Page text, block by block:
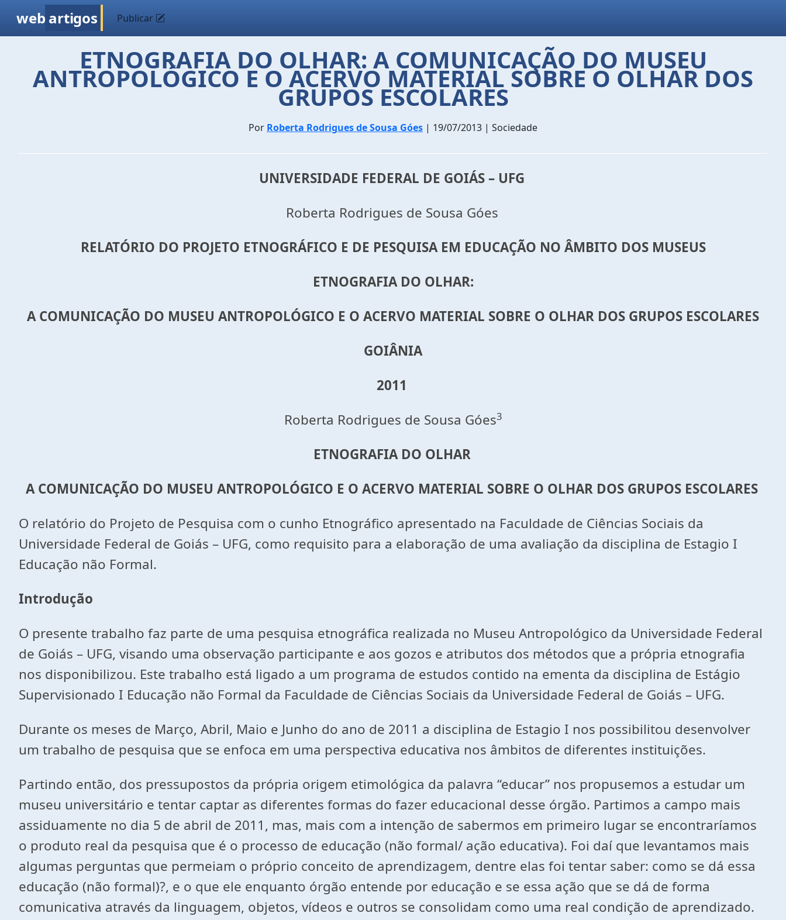
web artigos Publicar
ETNOGRAFIA DO OLHAR: A COMUNICAÇÃO DO MUSEU
ANTROPOLÓGICO E O ACERVO MATERIAL SOBRE O OLHAR DOS
GRUPOS ESCOLARES
Por Roberta Rodrigues de Sousa Góes | 19/07/2013 | Sociedade
UNIVERSIDADE FEDERAL DE GOIÁS – UFG
Roberta Rodrigues de Sousa Góes
RELATÓRIO DO PROJETO ETNOGRÁFICO E DE PESQUISA EM EDUCAÇÃO NO ÂMBITO DOS MUSEUS
ETNOGRAFIA DO OLHAR:
A COMUNICAÇÃO DO MUSEU ANTROPOLÓGICO E O ACERVO MATERIAL SOBRE O OLHAR DOS GRUPOS ESCOLARES
GOIÂNIA
2011
Roberta Rodrigues de Sousa Góes3
ETNOGRAFIA DO OLHAR
A COMUNICAÇÃO DO MUSEU ANTROPOLÓGICO E O ACERVO MATERIAL SOBRE O OLHAR DOS GRUPOS ESCOLARES
O relatório do Projeto de Pesquisa com o cunho Etnográfico apresentado na Faculdade de Ciências Sociais da
Universidade Federal de Goiás – UFG, como requisito para a elaboração de uma avaliação da disciplina de Estagio I
Educação não Formal.
Introdução
O presente trabalho faz parte de uma pesquisa etnográfica realizada no Museu Antropológico da Universidade Federal
de Goiás – UFG, visando uma observação participante e aos gozos e atributos dos métodos que a própria etnografia
nos disponibilizou. Este trabalho está ligado a um programa de estudos contido na ementa da disciplina de Estágio
Supervisionado I Educação não Formal da Faculdade de Ciências Sociais da Universidade Federal de Goiás – UFG.
Durante os meses de Março, Abril, Maio e Junho do ano de 2011 a disciplina de Estagio I nos possibilitou desenvolver
um trabalho de pesquisa que se enfoca em uma perspectiva educativa nos âmbitos de diferentes instituições.
Partindo então, dos pressupostos da própria origem etimológica da palavra “educar” nos propusemos a estudar um
museu universitário e tentar captar as diferentes formas do fazer educacional desse órgão. Partimos a campo mais
assiduamente no dia 5 de abril de 2011, mas, mais com a intenção de sabermos em primeiro lugar se encontraríamos
o produto real da pesquisa que é o processo de educação (não formal/ ação educativa). Foi daí que levantamos mais
algumas perguntas que permeiam o próprio conceito de aprendizagem, dentre elas foi tentar saber: como se dá essa
educação (não formal)?, e o que ele enquanto órgão entende por educação e se essa ação que se dá de forma
comunicativa através da linguagem, objetos, vídeos e outros se consolidam como uma real condição de aprendizado.